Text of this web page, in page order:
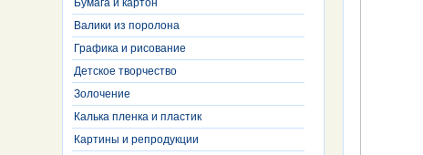
Бумага и картон
Валики из поролона
Графика и рисование
Детское творчество
Золочение
Калька пленка и пластик
Картины и репродукции